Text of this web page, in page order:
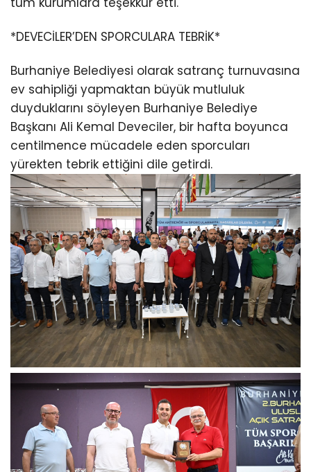
*DEVECİLER’DEN SPORCULARA TEBRİK*
Burhaniye Belediyesi olarak satranç turnuvasına
ev sahipliği yapmaktan büyük mutluluk
duyduklarını söyleyen Burhaniye Belediye
Başkanı Ali Kemal Deveciler, bir hafta boyunca
centilmence mücadele eden sporcuları
yürekten tebrik ettiğini dile getirdi.